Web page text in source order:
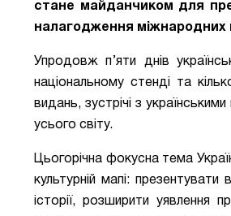
стане майданчиком для
налагодження міжнародних
Упродовж п’яти днів
національному стенді та
видань, зустрічі з
усього світу.
Цьогорічна фокусна тема
культурній мапі:
історії, розширити уявлення